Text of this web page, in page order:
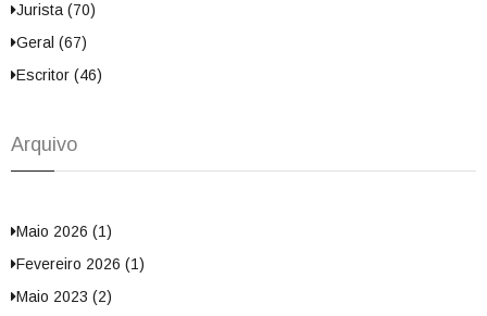
Jurista (70)
Geral (67)
Escritor (46)
Arquivo
Maio 2026 (1)
Fevereiro 2026 (1)
Maio 2023 (2)